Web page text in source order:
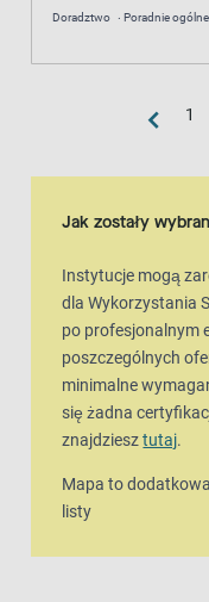
Doradztwo Poradnie ogólne
1
widok mapy
Jak zostały
Instytucje mogą
dla Wykorzystania
po profesjonalnym
poszczególnych
minimalne
się żadna
znajdziesztutaj.
Mapa to
listy